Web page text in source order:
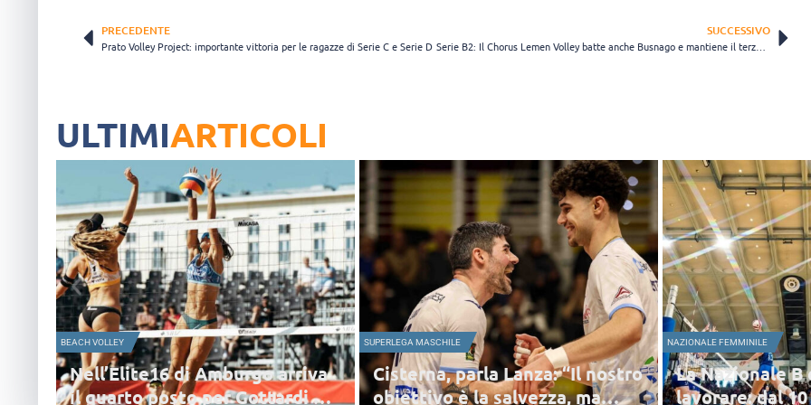
PRECEDENTE
Prato Volley Project: importante vittoria per le ragazze di Serie C e Serie D
SUCCESSIVO
Serie B2: Il Chorus Lemen Volley batte anche Busnago e mantiene il terzo posto
ULTIMIARTICOLI
di Amburgo arriva
per Gottardi e
SUPERLEGA MASCHILE
Cisterna, parla Lanza: “Il nostro
obiettivo è la salvezza, ma
NAZIONALE FEMMINILE
La Nazionale B continua a
lavorare: dal 10 al 14 sarà a